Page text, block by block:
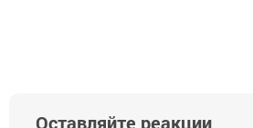
Оставляйте реакции